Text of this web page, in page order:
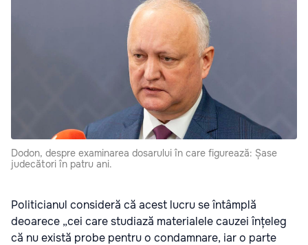
Dodon, despre examinarea dosarului în care figurează: Șase
judecători în patru ani.
Politicianul consideră că acest lucru se întâmplă
deoarece „cei care studiază materialele cauzei înțeleg
că nu există probe pentru o condamnare, iar o parte